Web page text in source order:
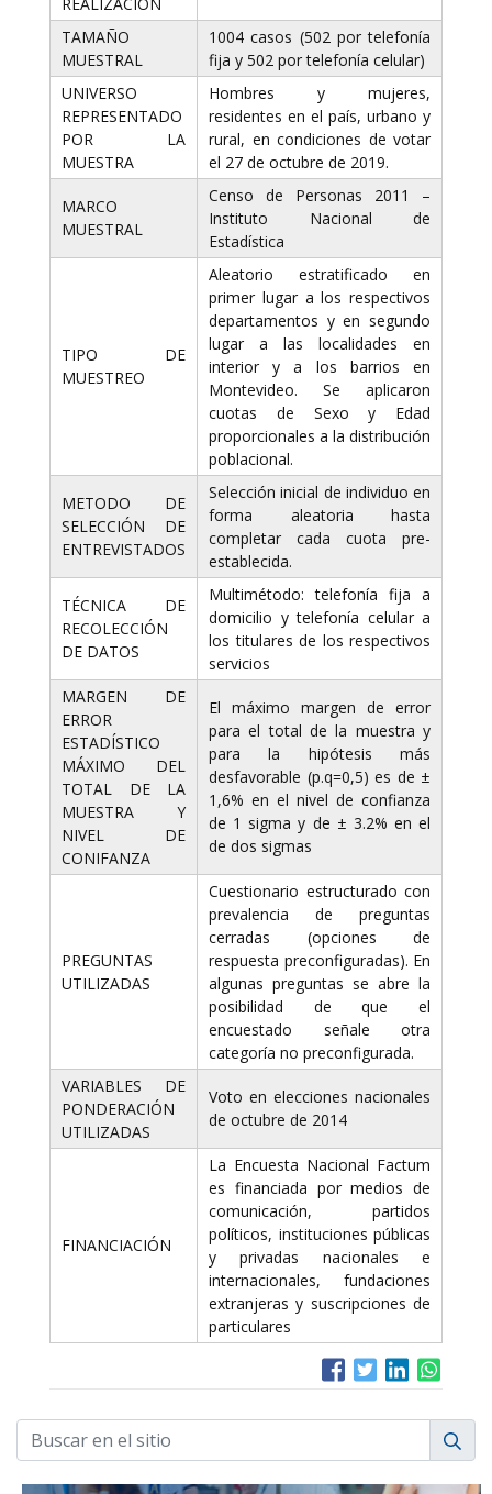
TAMAÑO
MUESTRAL
1004 casos (502 por telefonía
fija y 502 por telefonía celular)
UNIVERSO
REPRESENTADO
POR LA
MUESTRA
Hombres y mujeres,
residentes en el país, urbano y
rural, en condiciones de votar
el 27 de octubre de 2019.
MARCO
MUESTRAL
Censo de Personas 2011 –
Instituto Nacional de
Estadística
TIPO DE
MUESTREO
Aleatorio estratificado en
primer lugar a los respectivos
departamentos y en segundo
lugar a las localidades en
interior y a los barrios en
Montevideo. Se aplicaron
cuotas de Sexo y Edad
proporcionales a la distribución
poblacional.
METODO DE
SELECCIÓN DE
ENTREVISTADOS
Selección inicial de individuo en
forma aleatoria hasta
completar cada cuota pre-
establecida.
TÉCNICA DE
RECOLECCIÓN
DE DATOS
Multimétodo: telefonía fija a
domicilio y telefonía celular a
los titulares de los respectivos
servicios
MARGEN DE
ERROR
ESTADÍSTICO
MÁXIMO DEL
TOTAL DE LA
MUESTRA Y
NIVEL DE
CONIFANZA
El máximo margen de error
para el total de la muestra y
para la hipótesis más
desfavorable (p.q=0,5) es de ±
1,6% en el nivel de confianza
de 1 sigma y de ± 3.2% en el
de dos sigmas
PREGUNTAS
UTILIZADAS
Cuestionario estructurado con
prevalencia de preguntas
cerradas (opciones de
respuesta preconfiguradas). En
algunas preguntas se abre la
posibilidad de que el
encuestado señale otra
categoría no preconfigurada.
VARIABLES DE
PONDERACIÓN
UTILIZADAS
Voto en elecciones nacionales
de octubre de 2014
FINANCIACIÓN
La Encuesta Nacional Factum
es financiada por medios de
comunicación, partidos
políticos, instituciones públicas
y privadas nacionales e
internacionales, fundaciones
extranjeras y suscripciones de
particulares